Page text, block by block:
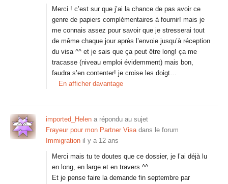
Merci ! c’est sur que j’ai la chance de pas avoir ce
genre de papiers complémentaires à fournir! mais je
me connais assez pour savoir que je stresserai tout
de même chaque jour après l’envoie jusqu’à réception
du visa ^^ et je sais que ça peut être long! ça me
tracasse (niveau emploi évidemment) mais bon,
faudra s’en contenter! je croise les doigt…
En afficher davantage
imported_Helen a répondu au sujet
Frayeur pour mon Partner Visadans le forum
Immigration il y a 12 ans
Merci mais tu te doutes que ce dossier, je l’ai déjà lu
en long, en large et en travers ^^
Et je pense faire la demande fin septembre par